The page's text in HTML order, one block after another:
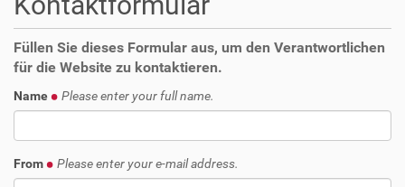
Füllen Sie dieses Formular aus, um den Verantwortlichen
für die Website zu kontaktieren.
Name Please enter your full name.
From Please enter your e-mail address.